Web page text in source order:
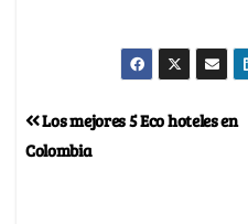
Los mejores 5 Eco hoteles en
Colombia